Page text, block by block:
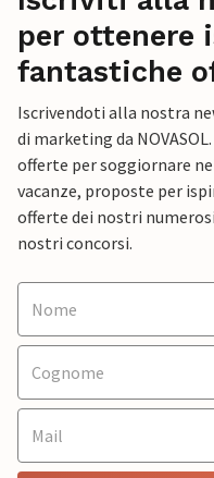
per ottenere
fantastiche
Iscrivendoti alla nostra
di marketing da
offerte per soggiornare
vacanze, proposte per
offerte dei nostri
nostri concorsi.